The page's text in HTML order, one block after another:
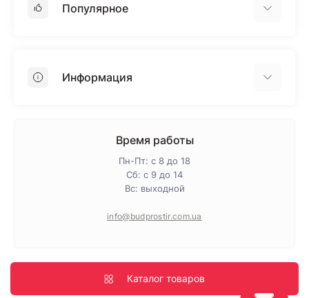
Популярное
ПенопластИнформация
Политика конфиденциальности
Время работы
Пн-Пт: с 8 до 18
Сб: с 9 до 14
Вс: выходной
info@budprostir.com.ua
Каталог товаров